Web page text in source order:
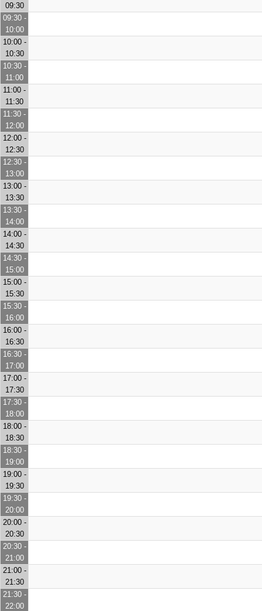
09:30
09:30 -
10:00
10:00 -
10:30
10:30 -
11:00
11:00 -
11:30
11:30 -
12:00
12:00 -
12:30
12:30 -
13:00
13:00 -
13:30
13:30 -
14:00
14:00 -
14:30
14:30 -
15:00
15:00 -
15:30
15:30 -
16:00
16:00 -
16:30
16:30 -
17:00
17:00 -
17:30
17:30 -
18:00
18:00 -
18:30
18:30 -
19:00
19:00 -
19:30
19:30 -
20:00
20:00 -
20:30
20:30 -
21:00
21:00 -
21:30
21:30 -
22:00